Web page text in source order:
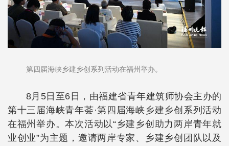
第四届海峡乡建乡创系列活动在福州举办。
8月5日至6日，由福建省青年建筑师协会主办的
第十三届海峡青年荟·第四届海峡乡建乡创系列活动
在福州举办。本次活动以“乡建乡创助力两岸青年就
业创业”为主题，邀请两岸专家、乡建乡创团队以及